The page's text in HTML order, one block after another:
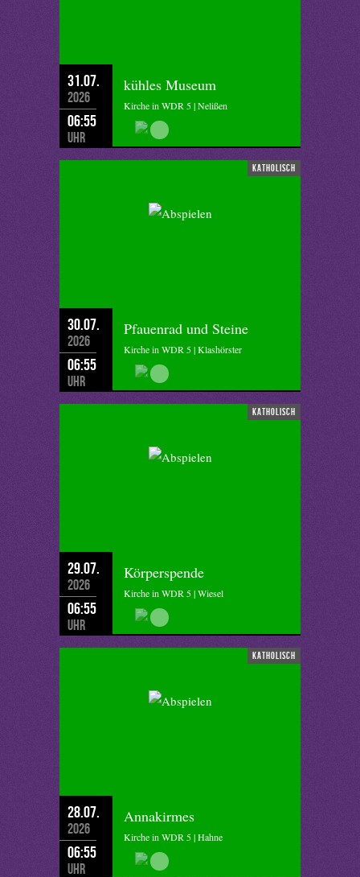
31.07.
2026
06:55
Uhr
kühles Museum
Kirche in WDR 5 | Nelißen
katholisch
30.07.
2026
06:55
Uhr
Pfauenrad und Steine
Kirche in WDR 5 | Klashörster
katholisch
29.07.
2026
06:55
Uhr
Körperspende
Kirche in WDR 5 | Wiesel
katholisch
28.07.
2026
06:55
Uhr
Annakirmes
Kirche in WDR 5 | Hahne